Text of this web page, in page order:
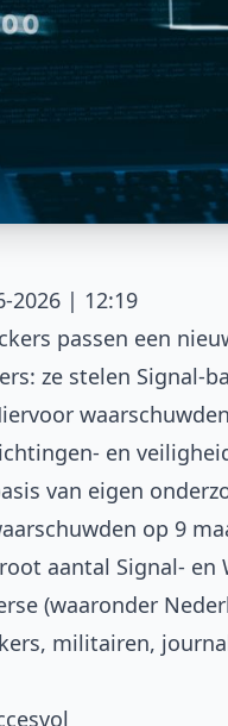
2026 | 12:19
passen een
ze stelen Signal-
en
van eigen
op 9
aantal Signal- en
(waaronder
militairen,